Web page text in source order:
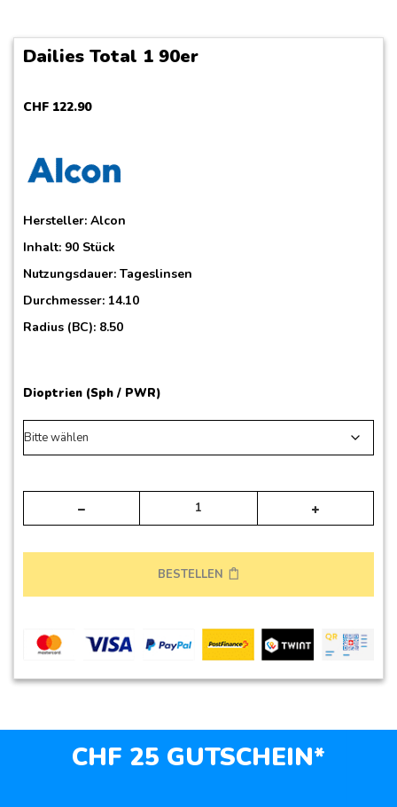
Dailies Total 1 90er
CHF 122.90
Hersteller: Alcon
Inhalt: 90 Stück
Nutzungsdauer: Tageslinsen
Durchmesser: 14.10
Radius (BC): 8.50
Dioptrien (Sph / PWR)
BESTELLEN
CHF 25 GUTSCHEIN*